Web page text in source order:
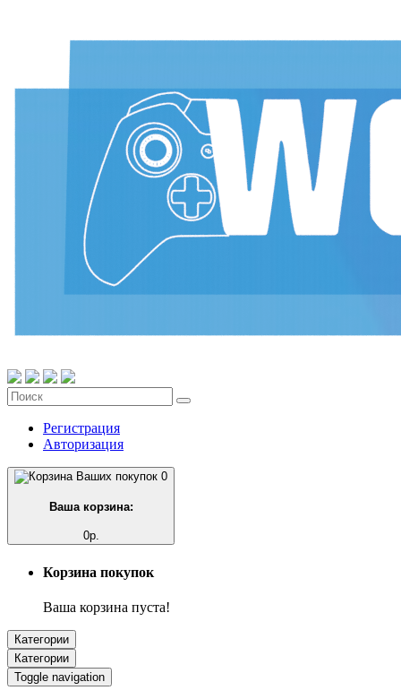
Регистрация
Авторизация
0
Ваша корзина:
0р.
Корзина покупок
Ваша корзина пуста!
Категории
Категории
Toggle navigation